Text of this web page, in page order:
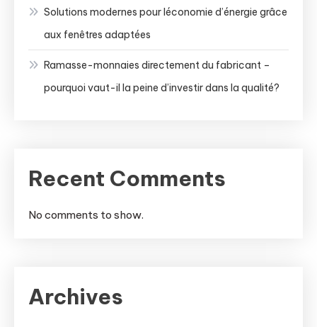
Solutions modernes pour léconomie d’énergie grâce
aux fenêtres adaptées
Ramasse-monnaies directement du fabricant –
pourquoi vaut-il la peine d’investir dans la qualité?
Recent Comments
No comments to show.
Archives